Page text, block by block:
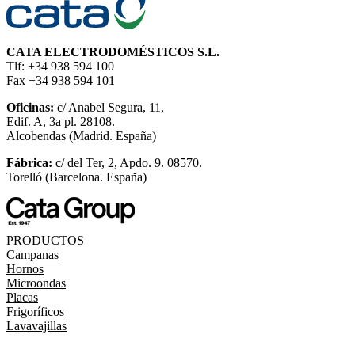
CATA ELECTRODOMÉSTICOS S.L.
Tlf: +34 938 594 100
Fax +34 938 594 101
Oficinas: c/ Anabel Segura, 11,
Edif. A, 3a pl. 28108.
Alcobendas (Madrid. España)
Fábrica: c/ del Ter, 2, Apdo. 9. 08570.
Torelló (Barcelona. España)
PRODUCTOS
Campanas
Hornos
Microondas
Placas
Frigoríficos
Lavavajillas